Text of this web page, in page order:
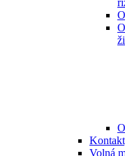
Volná